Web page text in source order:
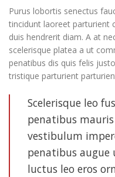
Purus lobortis senectus
tincidunt laoreet parturient
duis hendrerit diam. A at
scelerisque platea a ut
penatibus dis quis felis
tristique parturient
Scelerisque leo
penatibus
vestibulum
penatibus augue
luctus leo eros